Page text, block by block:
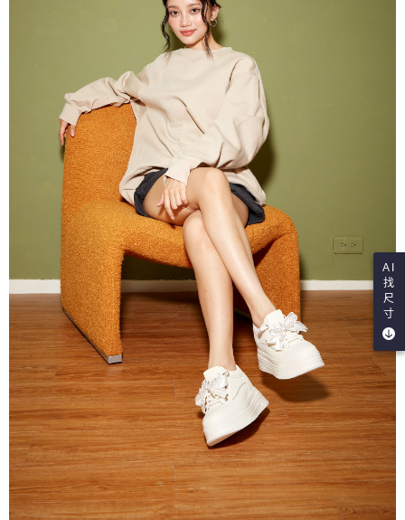
AI
找
尺
寸